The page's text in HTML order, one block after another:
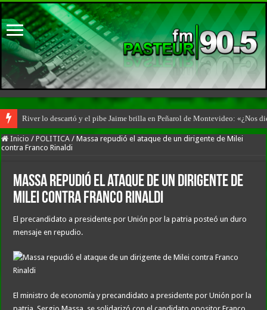
River lo descartó y el pibe Jaime brilla en Peñarol de Montevideo: «¿Nos
Inicio / POLITICA / Massa repudió el ataque de un dirigente de Milei
contra Franco Rinaldi
Massa repudió el ataque de un dirigente de
Milei contra Franco Rinaldi
El precandidato a presidente por Unión por la patria posteó un duro
mensaje en repudio.
El ministro de economía y precandidato a presidente por Unión por la